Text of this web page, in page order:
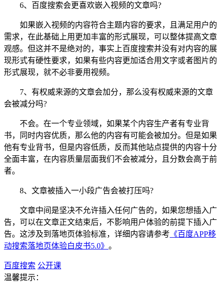
6、百度搜索会更喜欢嵌入视频的文章吗?
如果嵌入视频的内容符合主题内容的要求，且满足用户的
需求，在此基础上用更加丰富的形式展现，可以整体提高文章
观感。但这并不是绝对的，事实上百度搜索并没有对内容的展
现形式有硬性要求，如果有些内容更加适合用文字或者图片的
形式展现，就不必非要用视频。
7、有权威来源的文章会加分，那么没有权威来源的文章
会被减分吗?
不会。在一个专业领域，如果某个内容生产者有专业背
书，同时内容优质，那么他的内容有可能会被加分。但是如果
他有专业背书，但是内容低质，反而其他站点提供的内容十分
全面丰富，在内容质量层面我们不会被减分，且分数会高于前
者。
8、文章被插入一小段广告会被打压吗?
文章中间是坚决不允许插入任何广告的，如果您想插入广
告，可以在文章正文结束后，不影响用户体验的前提下插入广
告。这涉及到落地页体验标准，详细内容请参考 《百度APP移
动搜索落地页体验白皮书5.0》 。
百度搜索 公开课
温馨提示：